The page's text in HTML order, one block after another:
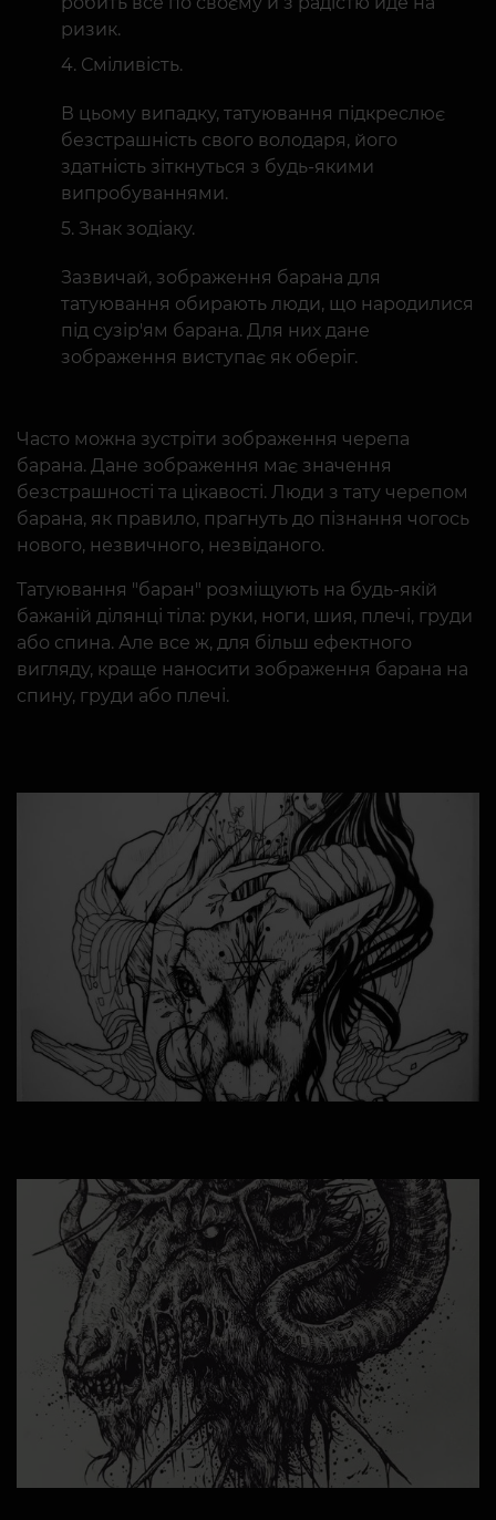
ризик.
Сміливість.
В цьому випадку, татуювання підкреслює
безстрашність свого володаря, його
здатність зіткнуться з будь-якими
випробуваннями.
Знак зодіаку.
Зазвичай, зображення барана для
татуювання обирають люди, що народилися
під сузір'ям барана. Для них дане
зображення виступає як оберіг.
Часто можна зустріти зображення черепа
барана. Дане зображення має значення
безстрашності та цікавості. Люди з тату черепом
барана, як правило, прагнуть до пізнання чогось
нового, незвичного, незвіданого.
Татуювання "баран" розміщують на будь-якій
бажаній ділянці тіла: руки, ноги, шия, плечі, груди
або спина. Але все ж, для більш ефектного
вигляду, краще наносити зображення барана на
спину, груди або плечі.